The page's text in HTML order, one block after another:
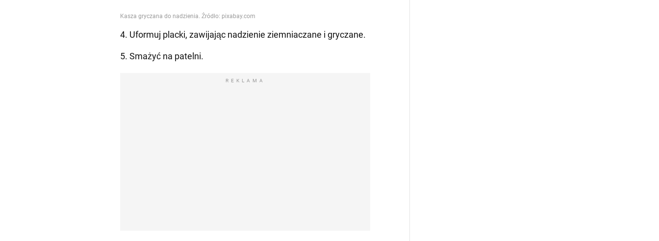
4. Uformuj placki, zawijając nadzienie ziemniaczane i gryczane.
5. Smażyć na patelni.
REKLAMA